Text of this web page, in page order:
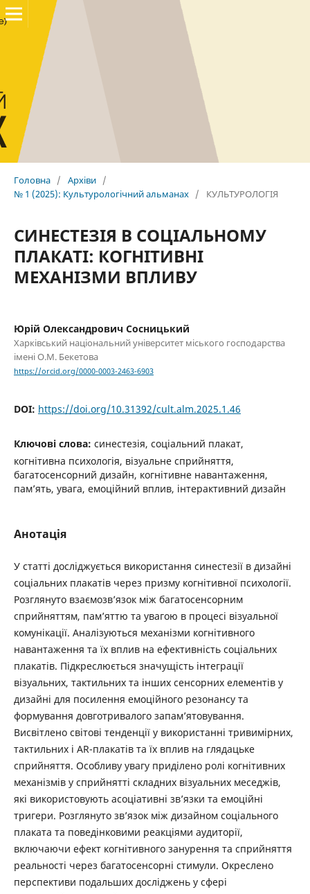
Головна / Архіви /
№ 1 (2025): Культурологічний альманах / КУЛЬТУРОЛОГІЯ
СИНЕСТЕЗІЯ В СОЦІАЛЬНОМУ
ПЛАКАТІ: КОГНІТИВНІ
МЕХАНІЗМИ ВПЛИВУ
Юрій Олександрович Сосницький
Харківський національний університет міського господарства
імені О.М. Бекетова
https://orcid.org/0000-0003-2463-6903
DOI: https://doi.org/10.31392/cult.alm.2025.1.46
Ключові слова: синестезія, соціальний плакат,
когнітивна психологія, візуальне сприйняття,
багатосенсорний дизайн, когнітивне навантаження,
пам’ять, увага, емоційний вплив, інтерактивний дизайн
Анотація
У статті досліджується використання синестезії в дизайні
соціальних плакатів через призму когнітивної психології.
Розглянуто взаємозв’язок між багатосенсорним
сприйняттям, пам’яттю та увагою в процесі візуальної
комунікації. Аналізуються механізми когнітивного
навантаження та їх вплив на ефективність соціальних
плакатів. Підкреслюється значущість інтеграції
візуальних, тактильних та інших сенсорних елементів у
дизайні для посилення емоційного резонансу та
формування довготривалого запам’ятовування.
Висвітлено світові тенденції у використанні тривимірних,
тактильних і AR-плакатів та їх вплив на глядацьке
сприйняття. Особливу увагу приділено ролі когнітивних
механізмів у сприйнятті складних візуальних меседжів,
які використовують асоціативні зв’язки та емоційні
тригери. Розглянуто зв’язок між дизайном соціального
плаката та поведінковими реакціями аудиторії,
включаючи ефект когнітивного занурення та сприйняття
реальності через багатосенсорні стимули. Окреслено
перспективи подальших досліджень у сфері